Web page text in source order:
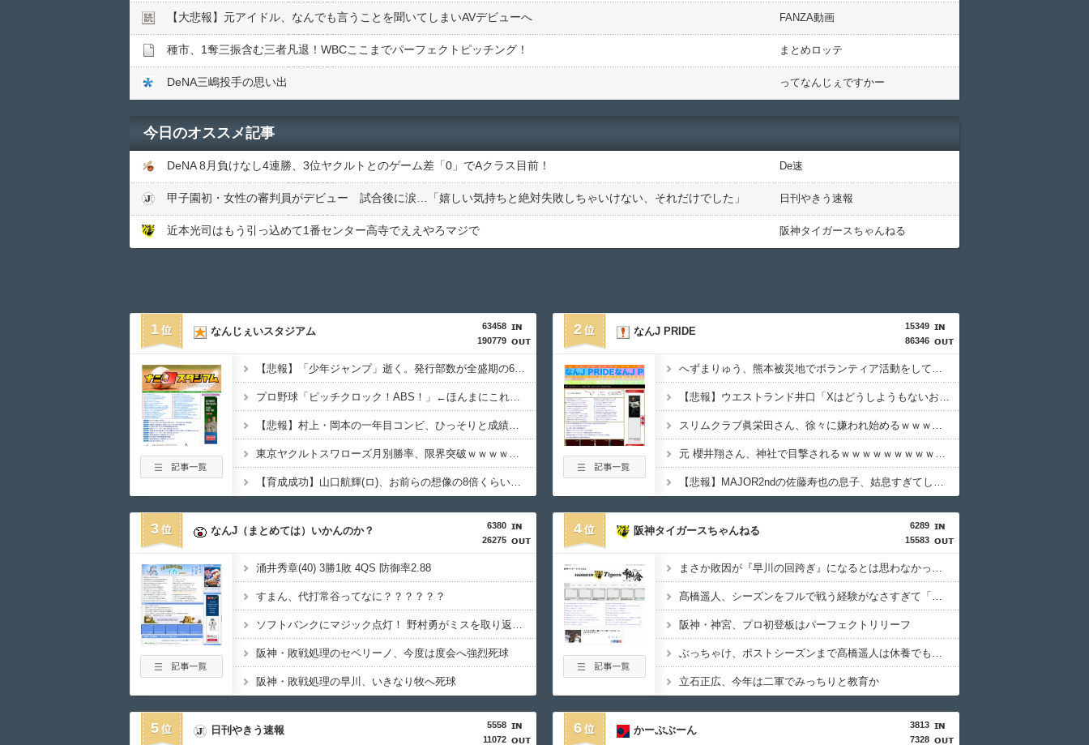
【大悲報】元アイドル、なんでも言うことを聞いてしまいAVデビューへ FANZA動画
種市、1奪三振含む三者凡退！WBCここまでパーフェクトピッチング！ まとめロッテ
DeNA三嶋投手の思い出 ってなんじぇですかー
今日のオススメ記事
DeNA 8月負けなし4連勝、3位ヤクルトとのゲーム差「0」でAクラス目前！ De速
甲子園初・女性の審判員がデビュー 試合後に涙…「嬉しい気持ちと絶対失敗しちゃいけない、それだけでした」 日刊やきう速報
近本光司はもう引っ込めて1番センター高寺でええやろマジで 阪神タイガースちゃんねる
1
63458
190779
なんじぇいスタジアム
【悲報】「少年ジャンプ」逝く。発行部数が全盛期の6分の1以下にwwwwwww
プロ野球「ピッチクロック！ABS！」←ほんまにこれでええんか？
【悲報】村上・岡本の一年目コンビ、ひっそりと成績悪化中
東京ヤクルトスワローズ月別勝率、限界突破ｗｗｗｗｗｗｗｗｗｗｗｗｗｗｗｗｗｗｗｗｗｗｗｗｗｗｗｗｗｗｗｗｗｗｗｗｗｗｗｗｗｗｗ
【育成成功】山口航輝(ロ)、お前らの想像の8倍くらい打ちまくってるWWWWWWWWWWWWWWWWWWWWWWWW
2
15349
86346
なんJ PRIDE
へずまりゅう、熊本被災地でボランティア活動をして皆を笑顔にするｗｗｗｗｗｗｗｗｗｗ
【悲報】ウエストランド井口「Xはどうしようもないおじさんで溢れててうんざりする」
スリムクラブ眞栄田さん、徐々に嫌われ始めるｗｗｗｗｗｗｗｗｗｗｗｗ
元 櫻井翔さん、神社で目撃されるｗｗｗｗｗｗｗｗｗｗｗ
【悲報】MAJOR2ndの佐藤寿也の息子、姑息すぎてしまい炎上
3
6380
26275
なんJ（まとめては）いかんのか？
涌井秀章(40) 3勝1敗 4QS 防御率2.88
すまん、代打常谷ってなに？？？？？？
ソフトバンクにマジック点灯！ 野村勇がミスを取り返す決勝弾で揉みくちゃにされるｗｗｗｗ
阪神・敗戦処理のセベリーノ、今度は度会へ強烈死球
阪神・敗戦処理の早川、いきなり牧へ死球
4
6289
15583
阪神タイガースちゃんねる
まさか敗因が『早川の回跨ぎ』になるとは思わなかったな
髙橋遥人、シーズンをフルで戦う経験がなさすぎて「こう」なってる件
阪神・神宮、プロ初登板はパーフェクトリリーフ
ぶっちゃけ、ポストシーズンまで髙橋遥人は休養でもいいよな
立石正広、今年は二軍でみっちりと教育か
5
5558
11072
日刊やきう速報 6
3813
7328
かーぷぶーん